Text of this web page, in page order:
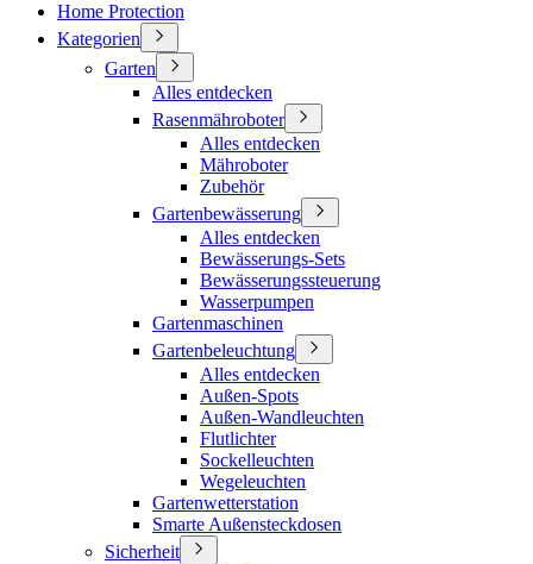
Home Protection
Kategorien
Garten
Alles entdecken
Rasenmähroboter
Alles entdecken
Mähroboter
Zubehör
Gartenbewässerung
Alles entdecken
Bewässerungs-Sets
Bewässerungssteuerung
Wasserpumpen
Gartenmaschinen
Gartenbeleuchtung
Alles entdecken
Außen-Spots
Außen-Wandleuchten
Flutlichter
Sockelleuchten
Wegeleuchten
Gartenwetterstation
Smarte Außensteckdosen
Sicherheit